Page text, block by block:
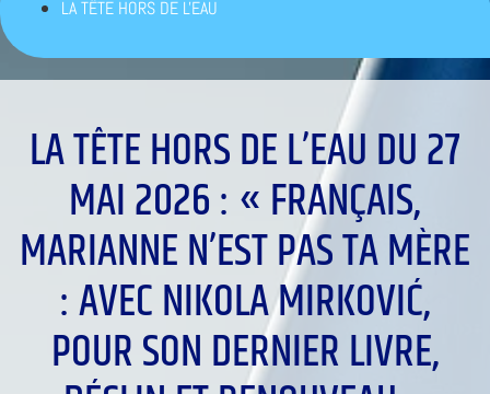
LA TÊTE HORS DE L'EAU
LA TÊTE HORS DE L’EAU DU 27
MAI 2026 : « FRANÇAIS,
MARIANNE N’EST PAS TA MÈRE
: AVEC NIKOLA MIRKOVIĆ,
POUR SON DERNIER LIVRE,